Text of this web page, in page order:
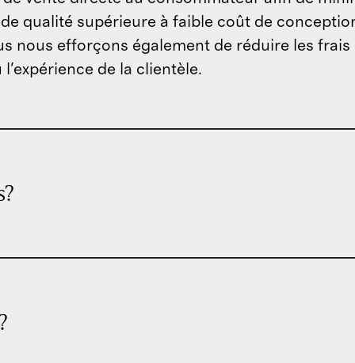
qualité supérieure à faible coût de
nous efforçons également de réduire les
de la clientèle.